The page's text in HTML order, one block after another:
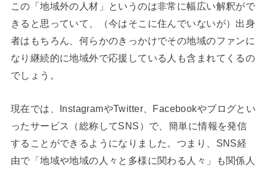
この「地域外の人材」というのは非常に幅広い解釈がで
きると思っていて、（今はそこに住んでいないが）出身
者はもちろん、何らかのきっかけでその地域のファンに
なり継続的に地域外で応援している人も含まれてくるの
でしょう。
現在では、InstagramやTwitter、Facebookやブログとい
ったサービス（総称してSNS）で、簡単に情報を発信
することができるようになりました。つまり、SNS経
由で「地域や地域の人々と多様に関わる人々」も関係人